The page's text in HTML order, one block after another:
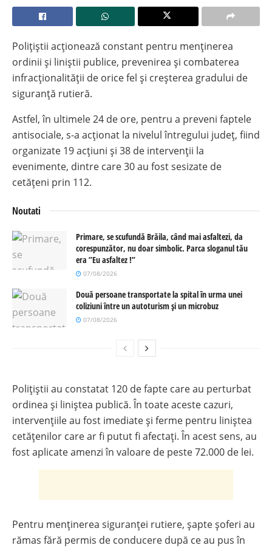
Polițiștii acționează constant pentru menținerea
ordinii și liniștii publice, prevenirea și combaterea
infracționalității de orice fel și creșterea gradului de
siguranță rutieră.
Astfel, în ultimele 24 de ore, pentru a preveni faptele
antisociale, s-a acționat la nivelul întregului județ, fiind
organizate 19 acțiuni și 38 de intervenții la
evenimente, dintre care 30 au fost sesizate de
cetățeni prin 112.
Noutati
Primare, se scufundă Brăila, când mai asfaltezi, da
corespunzător, nu doar simbolic. Parca sloganul tău
era ”Eu asfaltez !”
07/08/2026
Două persoane transportate la spital în urma unei
coliziuni între un autoturism și un microbuz
07/08/2026
Polițiștii au constatat 120 de fapte care au perturbat
ordinea și liniștea publică. În toate aceste cazuri,
intervențiile au fost imediate și ferme pentru liniștea
cetățenilor care ar fi putut fi afectați. În acest sens, au
fost aplicate amenzi în valoare de peste 72.000 de lei.
Pentru menținerea siguranței rutiere, șapte șoferi au
rămas fără permis de conducere după ce au pus în